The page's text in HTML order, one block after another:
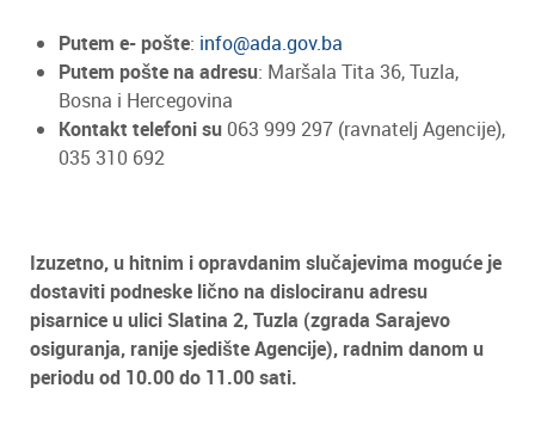
Putem e- pošte: info@ada.gov.ba
Putem pošte na adresu: Maršala Tita 36, Tuzla,
Bosna i Hercegovina
Kontakt telefoni su 063 999 297 (ravnatelj Agencije),
035 310 692
Izuzetno, u hitnim i opravdanim slučajevima moguće je
dostaviti podneske lično na dislociranu adresu
pisarnice u ulici Slatina 2, Tuzla (zgrada Sarajevo
osiguranja, ranije sjedište Agencije), radnim danom u
periodu od 10.00 do 11.00 sati.